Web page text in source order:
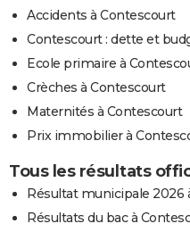
Accidents à Contescourt
Contescourt : dette et
Ecole primaire à
Crèches à Contescourt
Maternités à Contescourt
Prix immobilier à
Tous les résultats
Résultat municipale 2026
Résultats du bac à